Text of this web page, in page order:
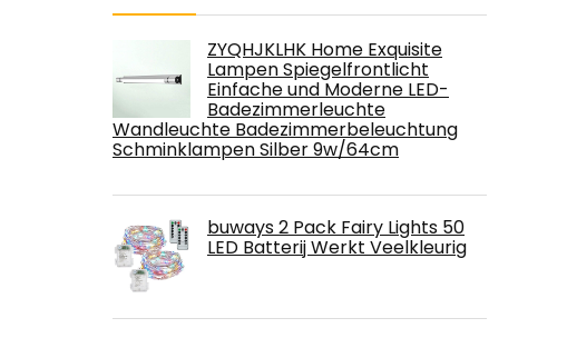
ZYQHJKLHK Home Exquisite
Lampen Spiegelfrontlicht
Einfache und Moderne LED-
Badezimmerleuchte
Wandleuchte Badezimmerbeleuchtung
Schminklampen Silber 9w/64cm
buways 2 Pack Fairy Lights 50
LED Batterij Werkt Veelkleurig